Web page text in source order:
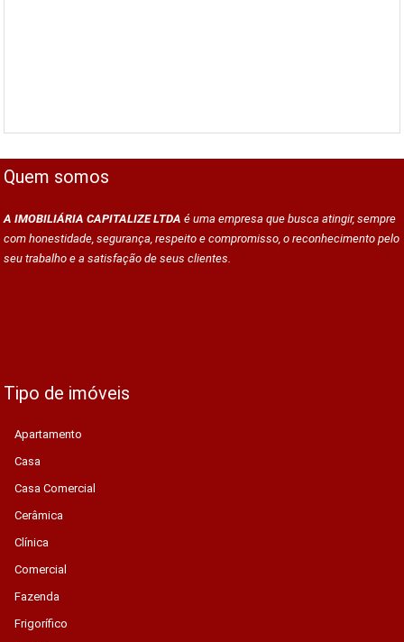
Quem somos
A IMOBILIÁRIA CAPITALIZE LTDA é uma empresa que busca atingir, sempre
com honestidade, segurança, respeito e compromisso, o reconhecimento pelo
seu trabalho e a satisfação de seus clientes.
Tipo de imóveis
Apartamento
Casa
Casa Comercial
Cerâmica
Clínica
Comercial
Fazenda
Frigorífico